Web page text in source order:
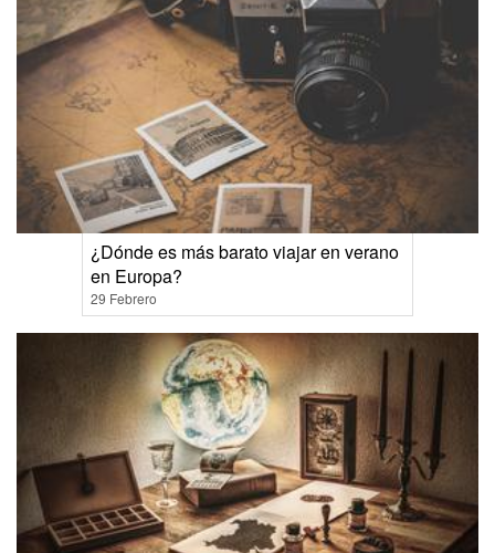
¿Dónde es más barato viajar en verano
en Europa?
29 Febrero